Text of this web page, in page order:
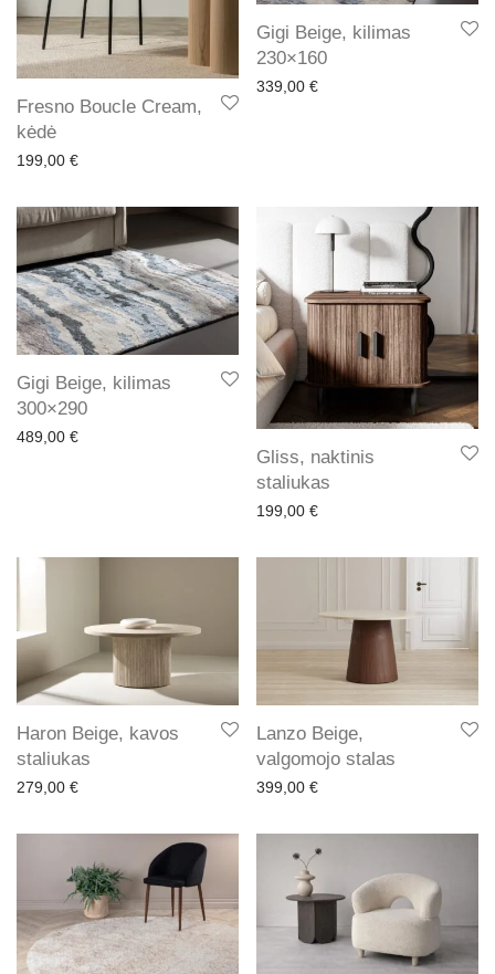
Fresno Boucle Cream,
kėdė
199,00 €
Gigi Beige, kilimas
230×160
339,00 €
Gigi Beige, kilimas
300×290
489,00 €
Gliss, naktinis
staliukas
199,00 €
Haron Beige, kavos
staliukas
279,00 €
Lanzo Beige,
valgomojo stalas
399,00 €